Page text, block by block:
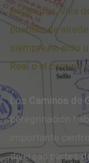
Retamosa, Villa
pueblos de
siempre ha sido
Real o el camino
Los Caminos de
peregrinación
importante
diversas partes